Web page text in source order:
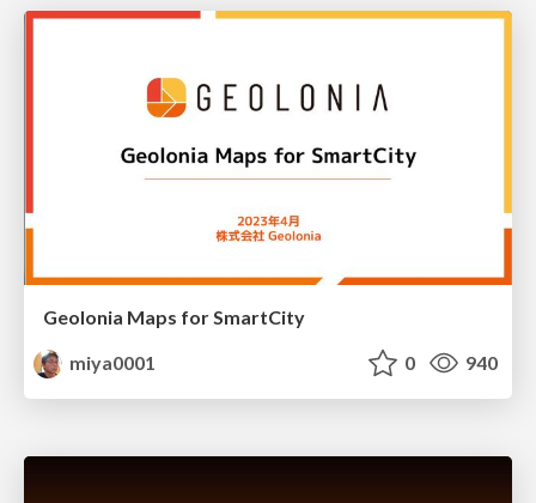
Geolonia Maps for SmartCity
miya0001
0 940